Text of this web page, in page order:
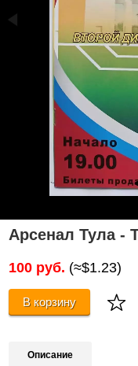
Арсенал Тула -
100 руб. (≈$1.23)
В корзину
Описание